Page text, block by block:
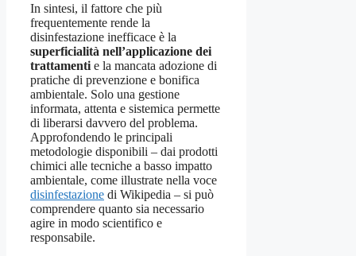
In sintesi, il fattore che più
frequentemente rende la
disinfestazione inefficace è la
superficialità nell’applicazione dei
trattamenti e la mancata adozione di
pratiche di prevenzione e bonifica
ambientale. Solo una gestione
informata, attenta e sistemica permette
di liberarsi davvero del problema.
Approfondendo le principali
metodologie disponibili – dai prodotti
chimici alle tecniche a basso impatto
ambientale, come illustrate nella voce
disinfestazione di Wikipedia – si può
comprendere quanto sia necessario
agire in modo scientifico e
responsabile.